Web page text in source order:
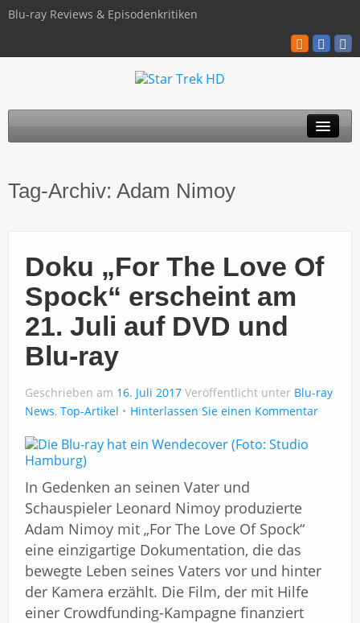
Blu-ray Reviews & Episodenkritiken
TNG
Kinofilme
Blu-ray / 4K
Über uns
Impressum
Tag-Archiv: Adam Nimoy
Doku „For The Love Of
Spock“ erscheint am
21. Juli auf DVD und
Blu-ray
Geschrieben am 16. Juli 2017 Veröffentlicht unter Blu-ray
News, Top-Artikel Hinterlassen Sie einen Kommentar
In Gedenken an seinen Vater und
Schauspieler Leonard Nimoy produzierte
Adam Nimoy mit „For The Love Of Spock“
eine einzigartige Dokumentation, die das
bewegte Leben seines Vaters vor und hinter
der Kamera erzählt. Die Film, der mit Hilfe
einer Crowdfunding-Kampagne finanziert